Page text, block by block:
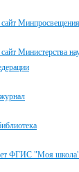
Министерства
ФГИС "Моя